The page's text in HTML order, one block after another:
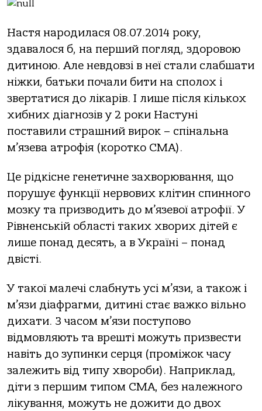
Настя народилася 08.07.2014 року,
здавалося б, на перший погляд, здоровою
дитиною. Але невдовзі в неї стали слабшати
ніжки, батьки почали бити на сполох і
звертатися до лікарів. І лише після кількох
хибних діагнозів у 2 роки Настуні
поставили страшний вирок – спінальна
м’язева атрофія (коротко СМА).
Це рідкісне генетичне захворювання, що
порушує функції нервових клітин спинного
мозку та призводить до м’язевої атрофії. У
Рівненській області таких хворих дітей є
лише понад десять, а в Україні – понад
двісті.
У такої малечі слабнуть усі м’язи, а також і
м’язи діафрагми, дитині стає важко вільно
дихати. З часом м’язи поступово
відмовляють та врешті можуть призвести
навіть до зупинки серця (проміжок часу
залежить від типу хвороби). Наприклад,
діти з першим типом СМА, без належного
лікування, можуть не дожити до двох